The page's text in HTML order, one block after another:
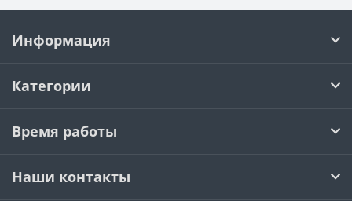
Информация
Категории
Время работы
Наши контакты